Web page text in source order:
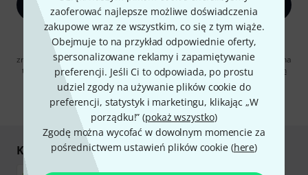
zaoferować najlepsze możliwe doświadczenia
zakupowe wraz ze wszystkim, co się z tym wiąże.
Obejmuje to na przykład odpowiednie oferty,
spersonalizowane reklamy i zapamiętywanie
preferencji. Jeśli Ci to odpowiada, po prostu
udziel zgody na używanie plików cookie do
preferencji, statystyk i marketingu, klikając „W
porządku!” (pokaż wszystko)
Zgodę można wycofać w dowolnym momencie za
pośrednictwem ustawień plików cookie (here)
Zapisz się teraz
Klikając na „Zapisz się teraz”, wyrażasz zgodę na otrzymywanie
materialów reklamowych przesyłanych drogą elektroniczną. Możesz
zrezygnować z subskrypcji w dowolnym momencie. Więcej informacji na
temat newslettera można znaleźć w naszychwytycznych dotyczących
ochrony danych ososbowych
* Wymagany
Kupuj i płać bezpiecznie